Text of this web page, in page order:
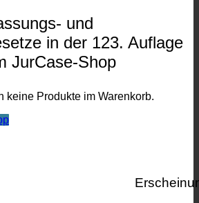
keine Produkte im Warenkorb.
und
in der 123. Auflage
JurCase-Shop